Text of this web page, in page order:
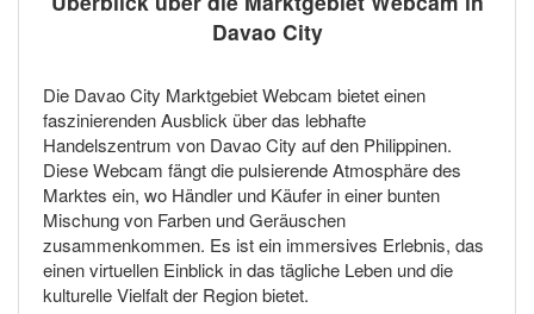
Davao City
Die Davao City Marktgebiet Webcam bietet einen
faszinierenden Ausblick über das lebhafte
Handelszentrum von Davao City auf den Philippinen.
Diese Webcam fängt die pulsierende Atmosphäre des
Marktes ein, wo Händler und Käufer in einer bunten
Mischung von Farben und Geräuschen
zusammenkommen. Es ist ein immersives Erlebnis, das
einen virtuellen Einblick in das tägliche Leben und die
kulturelle Vielfalt der Region bietet.